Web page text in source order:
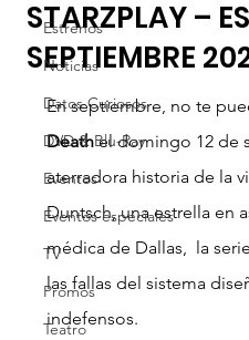
Estrenos
Noticias
Datos Curiosos
DVD & Blu-Ray
Eventos
Eventos especiales
TV
Promos
Teatro
STARZPLAY –
SEPTIEMBRE
En septiembre, no te
Death el domingo 12 de
aterradora historia de la
Duntsch, una estrella en
médica de Dallas,  la
las fallas del sistema
indefensos.